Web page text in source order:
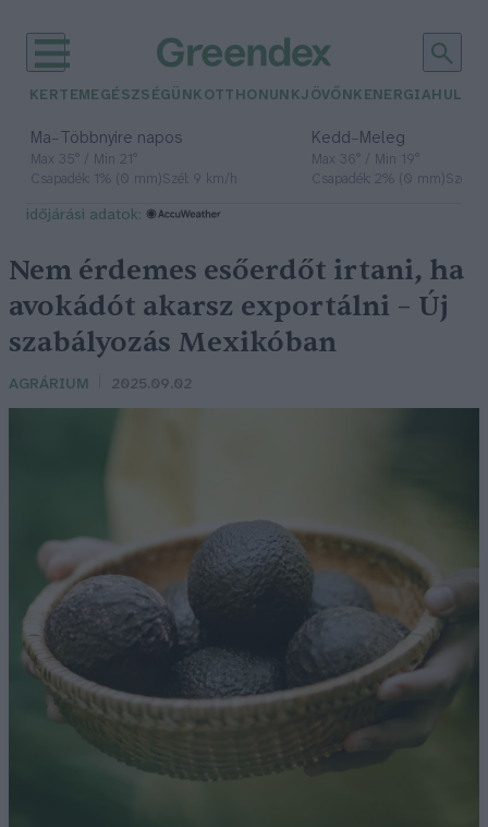
KERTEM EGÉSZSÉGÜNK OTTHONUNKJÖVŐNK ENERGIA
Ma– Többnyire napos
Max 35° / Min 21°
Csapadék: 1% (0 mm)Szél: 9 km/h
Kedd– Meleg
Max 36° / Min 19°
Csapadék: 2% (0 mm)Szél:
időjárási adatok:
Nem érdemes esőerdőt irtani, ha
avokádót akarsz exportálni – Új
szabályozás Mexikóban
AGRÁRIUM 2025.09.02